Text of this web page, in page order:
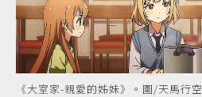
《大室家-親愛的姊妹》。圖/天馬行空